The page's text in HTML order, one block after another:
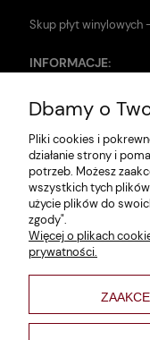
Skup płyt winylowych
INFORMACJE:
Zwroty i reklamacje
Dane firmy
Jak szukać?
Polityka prywatności
Regulamin
Poltyka cookies
varsaviana
Dbamy o
Pliki cookies i
działanie strony i
potrzeb. Możesz
wszystkich tych
użycie plików do
zgody".
Więcej o plikach
prywatności.